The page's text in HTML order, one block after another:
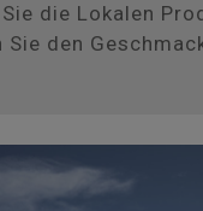
die Lokalen
Sie den